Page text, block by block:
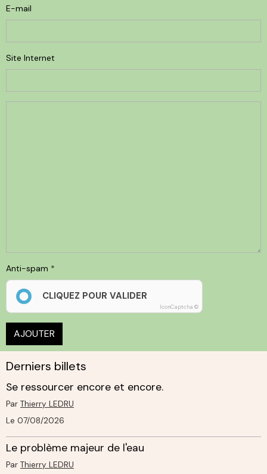
E-mail
Site Internet
Anti-spam
CLIQUEZ POUR VALIDER
IconCaptcha ©
AJOUTER
Derniers billets
Se ressourcer encore et encore.
Par Thierry LEDRU
Le 07/08/2026
Le problème majeur de l'eau
Par Thierry LEDRU